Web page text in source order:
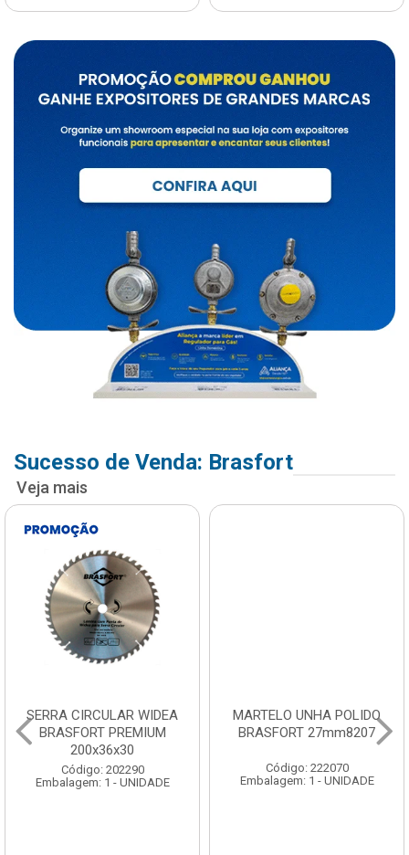
Sucesso de Venda: Brasfort
Veja mais
SERRA CIRCULAR WIDEA
BRASFORT PREMIUM
200x36x30
Código: 202290
Embalagem: 1 - UNIDADE
MARTELO UNHA POLIDO
BRASFORT 27mm8207
Código: 222070
Embalagem: 1 - UNIDADE